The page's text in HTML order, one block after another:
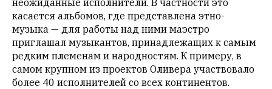
мнения
публикуются,
даже
если
принимаются
без
касается альбомов, где представлена этно-
музыка — для работы над ними маэстро
приглашал музыкантов, принадлежащих к самым
редким племенам и народностям. К примеру, в
самом крупном из проектов Оливера участвовало
более 40 исполнителей со всех континентов.